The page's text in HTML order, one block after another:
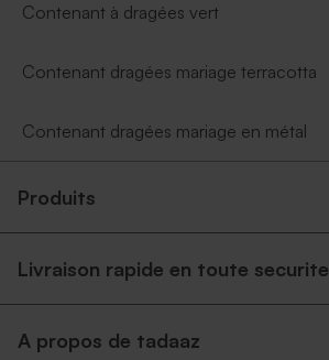
Contenant à dragées vert
Contenant dragées mariage terracotta
Contenant dragées mariage en métal
Produits
Livraison rapide en toute securite
A propos de tadaaz